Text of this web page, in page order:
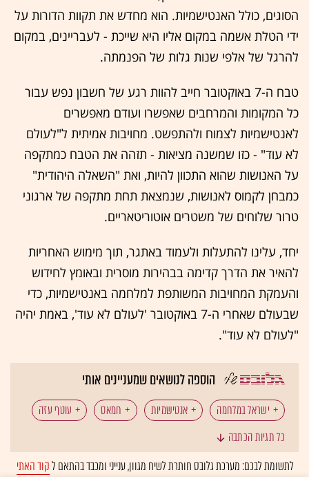
הסוגים, כולל האנטישמיות. הוא מחדש את תקוות הדורות על
ידי הטלת אשמה במקום אליו היא שייכת - לעבריינים, במקום
להרגל של אלפי שנות גלות של הפנמתה.
טבח ה-7 באוקטובר חייב להוות רגע של חשבון נפש עבור
כל המקומות והמרחבים שאפשרו ועודם מאפשרים
לאנטישמיות לצמוח ולהתפשט. מחויבות אמיתית ל"לעולם
לא עוד" - כזו שמשנה מציאות - תזהה את הטבח כמתקפה
על האנושות שהוא התכוון להיות, ואת "השאלה היהודית"
כמבחן לקמוס לאנושות, שנמצאת תחת מתקפה של ארגוני
טרור שלוחים של משטרים אוטוריטאריים.
יחד, עלינו להתעלות ולעמוד באתגר, תוך מימוש האחריות
להאיר את הדרך קדימה בבהירות מוסרית ובאומץ לחידוש
והעמקת המחויבות המשותפת למלחמה באנטישמיות, כדי
שבעולם שאחרי ה-7 באוקטובר 'לעולם לא עוד', באמת יהיה
"לעולם לא עוד".
הוספה לנושאים שמעניינים אותי
ישראל במלחמה אנטישמיות חמאס עוטף עזה
כל תגיות הכתבה
לתשומת לבכם: מערכת גלובס חותרת לשיח מגוון, ענייני ומכבד בהתאם לקוד האתי